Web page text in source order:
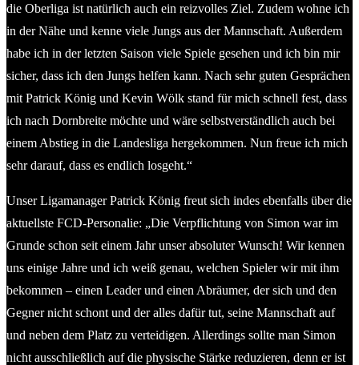
die Oberliga ist natürlich auch ein reizvolles Ziel. Zudem wohne ich
in der Nähe und kenne viele Jungs aus der Mannschaft. Außerdem
habe ich in der letzten Saison viele Spiele gesehen und ich bin mir
sicher, dass ich den Jungs helfen kann. Nach sehr guten Gesprächen
mit Patrick König und Kevin Wölk stand für mich schnell fest, dass
ich nach Dornbreite möchte und wäre selbstverständlich auch bei
einem Abstieg in die Landesliga hergekommen. Nun freue ich mich
sehr darauf, dass es endlich losgeht.“
Unser Ligamanager Patrick König freut sich indes ebenfalls über die
aktuellste FCD-Personalie: „Die Verpflichtung von Simon war im
Grunde schon seit einem Jahr unser absoluter Wunsch! Wir kennen
uns einige Jahre und ich weiß genau, welchen Spieler wir mit ihm
bekommen – einen Leader und einen Abräumer, der sich und den
Gegner nicht schont und der alles dafür tut, seine Mannschaft auf
und neben dem Platz zu verteidigen. Allerdings sollte man Simon
nicht ausschließlich auf die physische Stärke reduzieren, denn er ist